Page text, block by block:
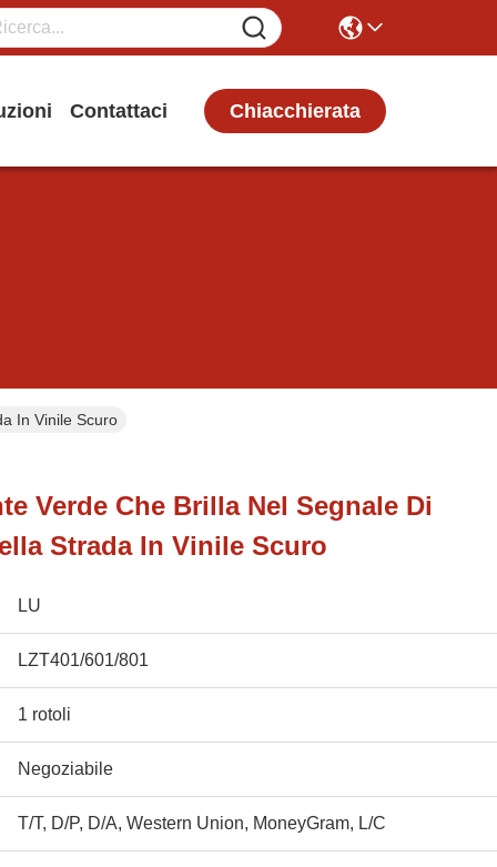
Contattaci Chiacchierata
In Vinile Scuro
Verde Che Brilla Nel Segnale Di
Strada In Vinile Scuro
LU
LZT401/601/801
1 rotoli
Negoziabile
T/T, D/P, D/A, Western Union, MoneyGram, L/C